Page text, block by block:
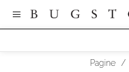
Pagine /